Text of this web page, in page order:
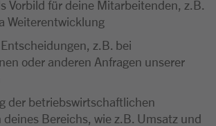
Vorbild für deine Mitarbeitenden, z.B.
Weiterentwicklung
z.B. bei
oder anderen Anfragen unserer
der betriebswirtschaftlichen
deines Bereichs, wie z.B. Umsatz und